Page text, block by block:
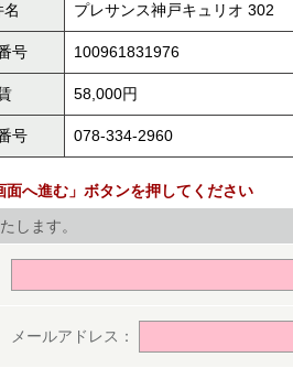
名 プレサンス神戸キュリオ 302
号 100961831976
58,000円
号 078-334-2960
へ進む」ボタンを押してください
します。
メールアドレス：